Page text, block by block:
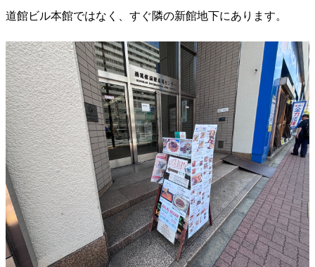
道館ビル本館ではなく、すぐ隣の新館地下にあります。